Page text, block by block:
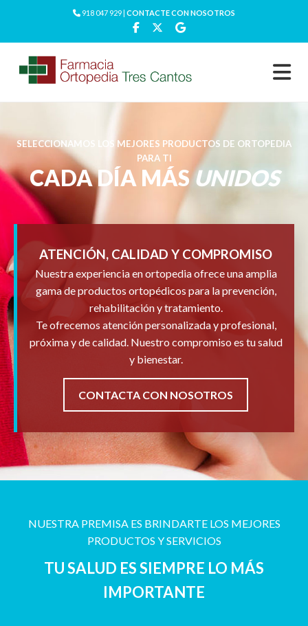
918 047 929 | CONTACTE CON NOSOTROS
SELECCIONAMOS LOS MEJORES PRODUCTOS DE ORTOPEDIA
PARA TI
CADA DÍA MÁSUNIDOS
ATENCIÓN, CALIDAD Y COMPROMISO
Nuestra experiencia en ortopedia ofrece una amplia
gama de productos ortopédicos para la prevención,
rehabilitación y tratamiento.
Te ofrecemos atención personalizada y profesional,
próxima y de calidad. Nuestro compromiso es tu salud
y bienestar.
CONTACTA CON NOSOTROS
NUESTRA PREMISA ES BRINDARTE LOS MEJORES
PRODUCTOS Y SERVICIOS
TU SALUD ES SIEMPRE LO MÁS
IMPORTANTE